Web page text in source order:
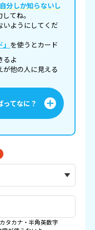
自分しか知らないし
てね。
ようにしてくだ
を使うとカード
るよ
他の人に見える
ってなに？
タカナ・半角英数字